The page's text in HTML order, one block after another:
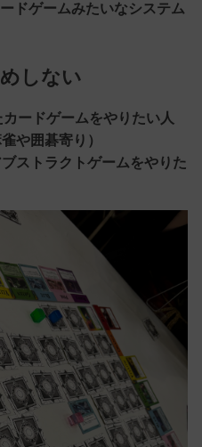
ドゲームみたいなシステム
しない
ードゲームをやりたい人
や囲碁寄り）
ストラクトゲームをやりた